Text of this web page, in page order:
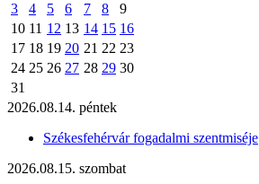
3
4 5 6 7 8
9
10 11 12 13 14 15 16
17 18 19 20 21 22 23
24 25 26 27 28 29 30
31
2026.08.14. péntek
Székesfehérvár fogadalmi szentmiséje
2026.08.15. szombat